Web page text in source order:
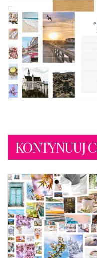
KONTYNUUJ